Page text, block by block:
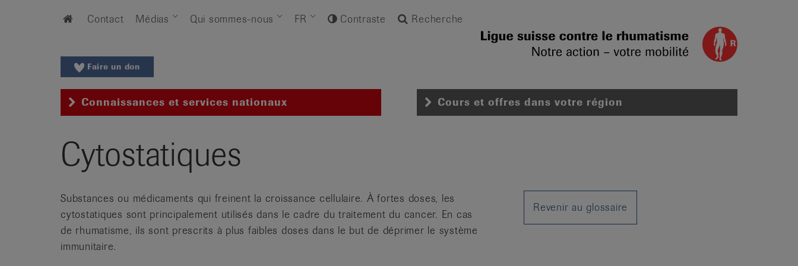
Home
Contact Médias Qui sommes-nous FR Contraste Recherche
Faire un don
Connaissances et services nationaux Cours et offres dans votre région
Cytostatiques
Substances ou médicaments qui freinent la croissance cellulaire. À fortes doses, les
cytostatiques sont principalement utilisés dans le cadre du traitement du cancer. En cas
de rhumatisme, ils sont prescrits à plus faibles doses dans le but de déprimer le système
immunitaire.
Revenir au glossaire